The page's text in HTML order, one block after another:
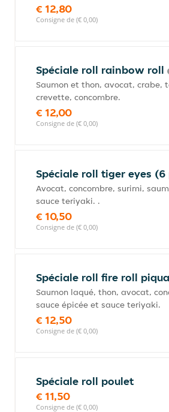
€ 12,80
Consigne de (€ 0,00)
Spéciale roll rainbow roll
Saumon et thon, avocat, crabe,
crevette, concombre.
€ 12,00
Consigne de (€ 0,00)
Spéciale roll tiger eyes (6
Avocat, concombre, surimi,
sauce teriyaki. .
€ 10,50
Consigne de (€ 0,00)
Spéciale roll fire roll
Saumon laqué, thon, avocat,
sauce épicée et sauce teriyaki.
€ 12,50
Consigne de (€ 0,00)
Spéciale roll poulet
€ 11,50
Consigne de (€ 0,00)